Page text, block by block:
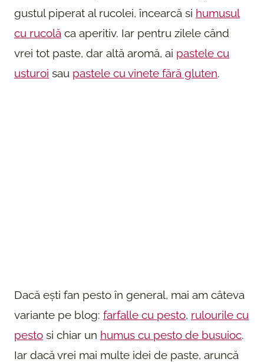
gustul piperat al rucolei, încearcă si humusul
cu rucolă ca aperitiv. Iar pentru zilele când
vrei tot paste, dar altă aromă, ai pastele cu
usturoi sau pastele cu vinete fără gluten.
Dacă ești fan pesto în general, mai am câteva
variante pe blog: farfalle cu pesto, rulourile cu
pesto si chiar un humus cu pesto de busuioc.
Iar dacă vrei mai multe idei de paste, aruncă